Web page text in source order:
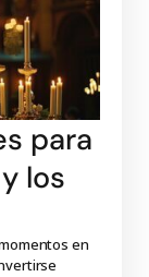
para
los
en